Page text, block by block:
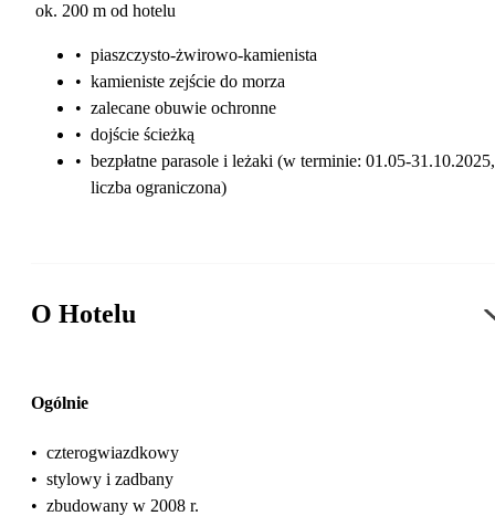
ok. 200 m od hotelu
• piaszczysto-żwirowo-kamienista
• kamieniste zejście do morza
• zalecane obuwie ochronne
• dojście ścieżką
• bezpłatne parasole i leżaki (w terminie: 01.05-31.10.2025,
liczba ograniczona)
O Hotelu
Ogólnie
• czterogwiazdkowy
• stylowy i zadbany
• zbudowany w 2008 r.